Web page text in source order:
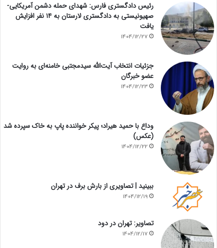
رئیس دادگستری فارس: شهدای حمله دشمن آمریکایی-
صهیونیستی به دادگستری لارستان به ۱۴ نفر افزایش
یافت
1404/12/27
جزئیات انتخاب آیت‌الله سیدمجتبی خامنه‌ای به روایت
عضو خبرگان
1404/12/23
وداع با حمید هیراد؛ پیکر خواننده پاپ به خاک سپرده شد
(عکس)
1404/12/22
ببینید | تصاویری از بارش برف در تهران
1404/12/19
تصاویر: تهران در دود
1404/12/17